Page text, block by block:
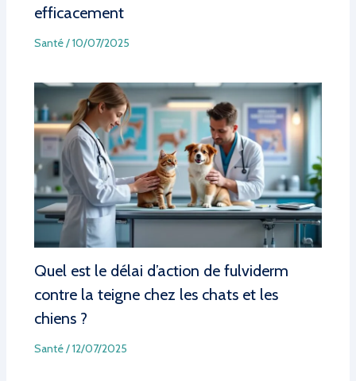
efficacement
Santé/10/07/2025
Quel est le délai d’action de fulviderm
contre la teigne chez les chats et les
chiens ?
Santé/12/07/2025